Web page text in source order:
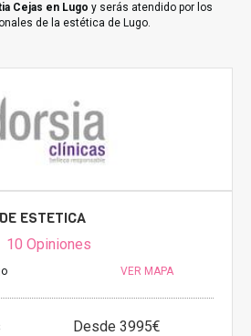
Cejas en Lugo y serás atendido por los
de la estética de Lugo.
ESTETICA
10 Opiniones
VER MAPA
Desde 3995€